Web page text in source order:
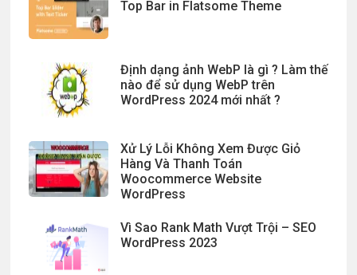
Top Bar in Flatsome Theme
Định dạng ảnh WebP là gì ? Làm thế
nào để sử dụng WebP trên
WordPress 2024 mới nhất ?
Xử Lý Lỗi Không Xem Được Giỏ
Hàng Và Thanh Toán
Woocommerce Website
WordPress
Vì Sao Rank Math Vượt Trội – SEO
WordPress 2023